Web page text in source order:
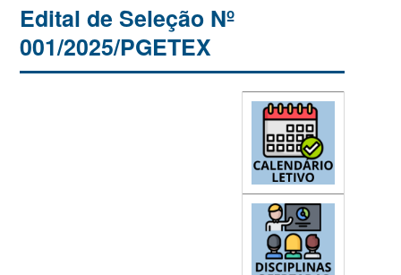
Edital de Seleção Nº
001/2025/PGETEX